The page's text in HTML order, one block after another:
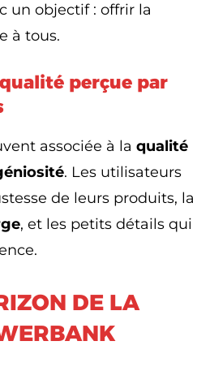
un objectif : offrir la
à tous.
perçue par
associée à la qualité
. Les utilisateurs
de leurs produits, la
, et les petits détails qui
DE LA